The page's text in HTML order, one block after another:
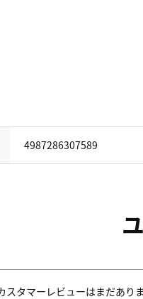
4987286307589
タマーレビューはまだありま